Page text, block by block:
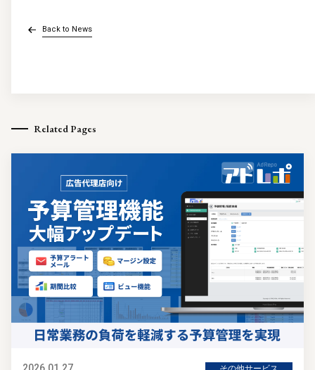
Back to News
Related Pages